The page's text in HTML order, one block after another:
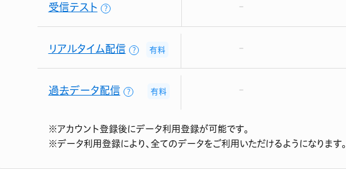
受信テスト ？
リアルタイム配信 ？ 有料
過去データ配信 ？ 有料
※アカウント登録後にデータ利用登録が可能です。
※データ利用登録により、全てのデータをご利用いただけるようになります。